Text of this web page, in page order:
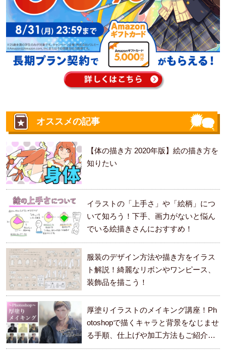
オススメの記事
【体の描き方 2020年版】絵の描き方を
知りたい
イラストの「上手さ」や「絵柄」につ
いて知ろう！下手、画力がないと悩ん
でいる絵描きさんにおすすめ！
服装のデザイン方法や描き方をイラス
ト解説！綺麗なリボンやワンピース、
装飾品を描こう！
厚塗りイラストのメイキング講座！Ph
otoshopで描くキャラと背景をなじませ
る手順、仕上げや加工方法もご紹介し
ます。